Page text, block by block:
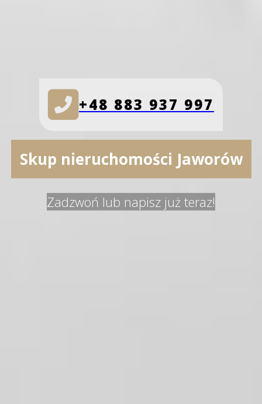
+48 883 937 997
Skup nieruchomości Jaworów
Zadzwoń lub napisz już teraz!